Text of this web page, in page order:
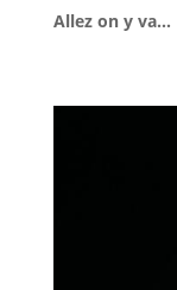
Allez on y va…